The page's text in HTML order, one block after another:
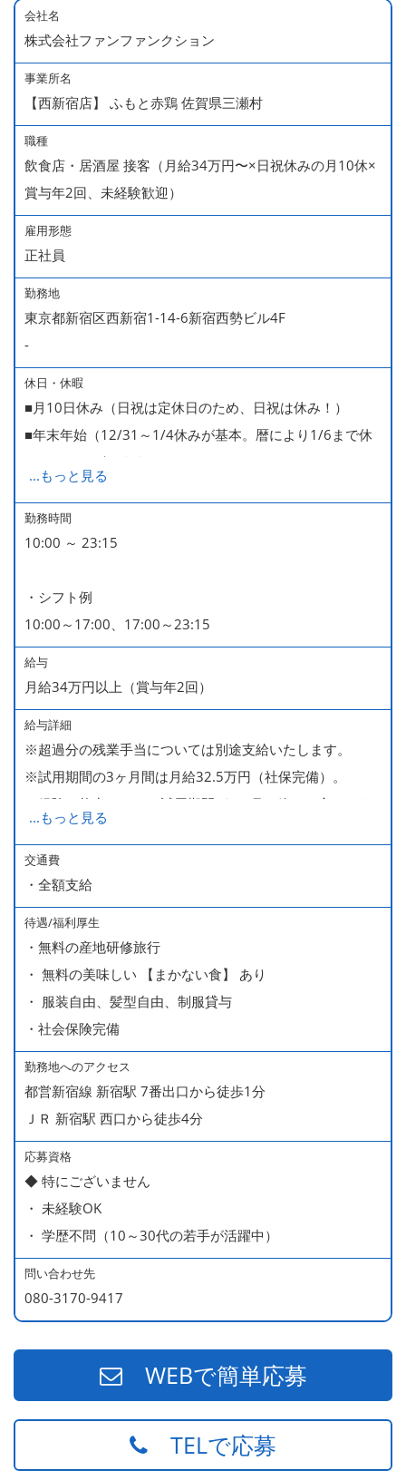
会社名
株式会社ファンファンクション
事業所名
【西新宿店】 ふもと赤鶏 佐賀県三瀬村
職種
飲食店・居酒屋 接客（月給34万円〜×日祝休みの月10休×
賞与年2回、未経験歓迎）
雇用形態
正社員
勤務地
東京都新宿区西新宿1-14-6新宿西勢ビル4F
-
休日・休暇
■月10日休み（日祝は定休日のため、日祝は休み！）
■年末年始（12/31～1/4休みが基本。暦により1/6まで休
みなどもございます）
■GW・お盆（暦通り）
■有給休暇
■慶弔休暇
率100％ ＊2023～2025年実績）
...もっと見る
勤務時間
10:00 ～ 23:15
・シフト例
10:00～17:00、17:00～23:15
給与
月給34万円以上（賞与年2回）
給与詳細
※超過分の残業手当については別途支給いたします。
※試用期間の3ヶ月間は月給32.5万円（社保完備）。
経験・能力により、試用期間が1ヶ月で終わる方もいま
す。
※上記月給には、一律支給のみなし残業手当（月65時間
分・10万円）を含んでいます。
■ 昇給（随時）
■ 賞与 年２回（夏・秋）約１ヶ月分
■ インセンティブ制度（月額約4万円～20万円）
＊店長・料理長候補・統括店長・統括料理長候補の場合
＜給与モデル＞
450万円／社員（20代・入社1年目・入籍予定のパートナ
ー持ち）
490万円／店長代理（20代・入社2年目・入社後に結婚。
ラブラブな新婚さん）
540万円／店長（20代・入社3年目・ 育休取得して、更に
やる気MAXの2児のお父さん）
670万円／統括店長（30代・入社7年目・中学生の長男筆
頭に3人の子供を持つ一家の大黒柱）
...もっと見る
交通費
・全額支給
待遇/福利厚生
・無料の産地研修旅行
・ 無料の美味しい 【まかない食】 あり
・ 服装自由、髪型自由、制服貸与
・社会保険完備
勤務地へのアクセス
都営新宿線 新宿駅 7番出口から徒歩1分
ＪＲ 新宿駅 西口から徒歩4分
応募資格
◆ 特にございません
・ 未経験OK
・ 学歴不問（10～30代の若手が活躍中）
問い合わせ先
080-3170-9417
WEBで簡単応募
TELで応募